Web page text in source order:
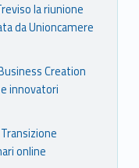
la riunione
da Unioncamere
Creation
innovatori
online